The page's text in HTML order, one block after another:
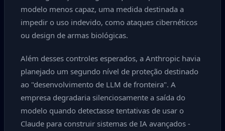
modelo menos capaz, uma medida destinada a
impedir o uso indevido, como ataques cibernéticos
ou design de armas biológicas.
Além desses controles esperados, a Anthropic havia
planejado um segundo nível de proteção destinado
ao "desenvolvimento de LLM de fronteira". A
empresa degradaria silenciosamente a saída do
modelo quando detectasse tentativas de usar o
Claude para construir sistemas de IA avançados -